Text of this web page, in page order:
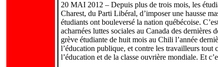
20 MAI 2012 – Depuis plus de trois mois, les
Charest, du Parti Libéral, d’imposer une hausse
étudiants ont bouleversé la nation québécoise.
acharnées luttes sociales au Canada des
grève étudiante de huit mois au Chili l’année
l’éducation publique, et contre les travailleurs
l’éducation et de la classe ouvrière mondiale. Et